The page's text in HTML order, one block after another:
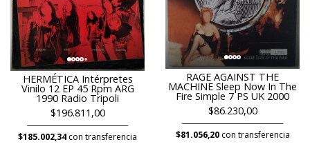
HERMÉTICA Intérpretes
Vinilo 12 EP 45 Rpm ARG
1990 Radio Tripoli
$196.811,00
$185.002,34 con transferencia
RAGE AGAINST THE
MACHINE Sleep Now In The
Fire Simple 7 PS UK 2000
$86.230,00
$81.056,20con transferencia